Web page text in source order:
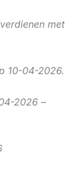
met
10-04-2026.
2026 –